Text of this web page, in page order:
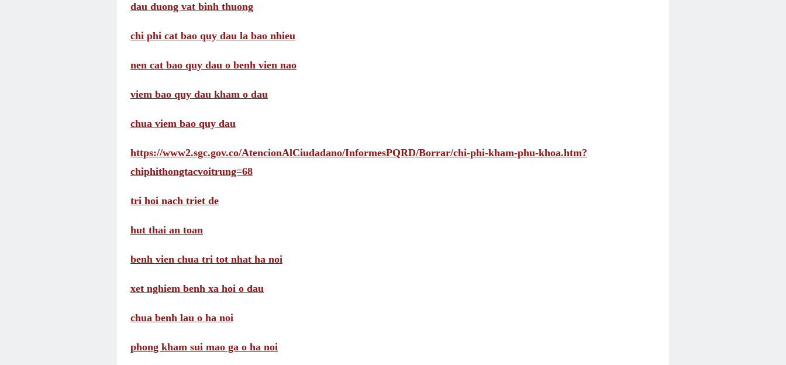
dau duong vat binh thuong
chi phi cat bao quy dau la bao nhieu
nen cat bao quy dau o benh vien nao
viem bao quy dau kham o dau
chua viem bao quy dau
https://www2.sgc.gov.co/AtencionAlCiudadano/InformesPQRD/Borrar/chi-phi-kham-phu-khoa.htm?
chiphithongtacvoitrung=68
tri hoi nach triet de
hut thai an toan
benh vien chua tri tot nhat ha noi
xet nghiem benh xa hoi o dau
chua benh lau o ha noi
phong kham sui mao ga o ha noi